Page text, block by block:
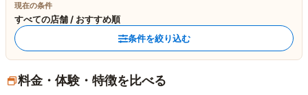
現在の条件
すべての店舗 / おすすめ順
条件を絞り込む
料金・体験・特徴を比べる